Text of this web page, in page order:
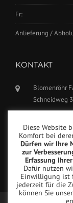
Fr:
Anlieferung /
KONTAKT
Blomenröhr
Schneidweg
Fax:
Diese Website
Komfort bei
Dürfen wir Ihre
zur
Erfassung
Dafür nutzen
Einwilligung ist
jederzeit für die
können Sie